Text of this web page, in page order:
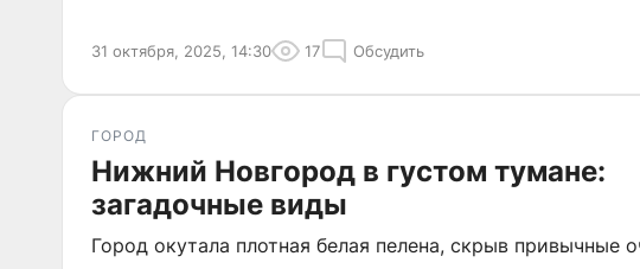
31 октября, 2025, 14:30 17 Обсудить
ГОРОД
Нижний Новгород в густом тумане:
загадочные виды
Город окутала плотная белая пелена, скрыв привычные